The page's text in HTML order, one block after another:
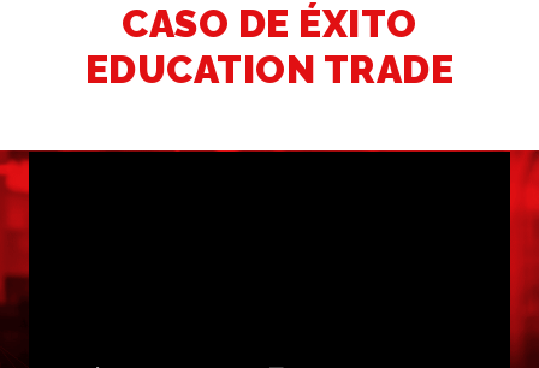
CASO DE ÉXITO
EDUCATION TRADE